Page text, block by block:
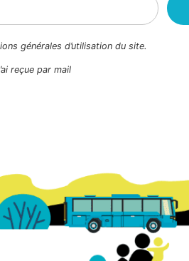
générales d’utilisation du site.
reçue par mail